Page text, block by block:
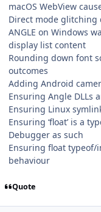
macOS WebView
Direct mode glitching
ANGLE on Windows
display list content
Rounding down font
outcomes
Adding Android
Ensuring Angle DLLs
Ensuring Linux
Ensuring ‘float’ is a
Debugger as such
Ensuring float
behaviour
Quote